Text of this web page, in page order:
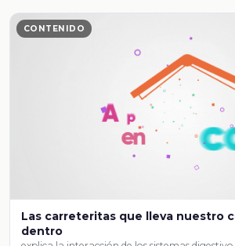
CONTENIDO
Las carreteritas que lleva nuestro cuerpo por
dentro